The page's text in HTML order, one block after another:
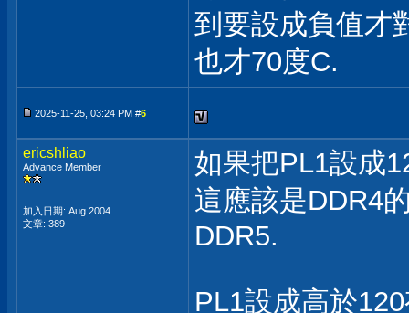
到要設成負值才
也才70度C.
2025-11-25, 03:24 PM #6
ericshliao
Advance Member
加入日期: Aug 2004
文章: 389
如果把PL1設成
這應該是DDR4
DDR5.
PL1設成高於